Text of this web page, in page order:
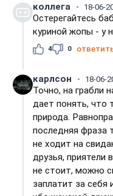
коллега 18-06-
Остерегайтесь
куриной жопы - у
4 0
карлсон 18-06-
Точно, на грабли
дает понять, что
природа.
последняя фраза
не ходит на
друзья,
не стоит, можно
заплатит за